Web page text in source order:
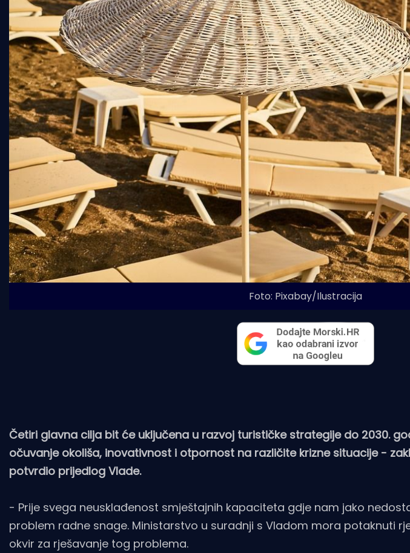
Foto: Pixabay/Ilustracija
Četiri glavna cilja bit će uključena u razvoj turističke strategije do 2030.
očuvanje okoliša, inovativnost i otpornost na različite krizne situacije -
potvrdio prijedlog Vlade.
- Prije svega neusklađenost smještajnih kapaciteta gdje nam jako
problem radne snage. Ministarstvo u suradnji s Vladom mora potaknuti
okvir za rješavanje tog problema.